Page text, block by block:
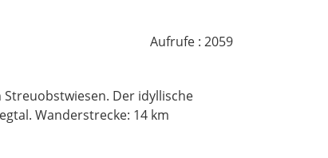
Aufrufe: 2059
Der idyllische
Wanderstrecke: 14 km